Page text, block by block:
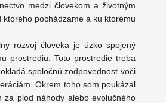
medzi človekom a životným
pochádzame a ku ktorému
rozvoj človeka je úzko spojený
prostrediu. Toto prostredie treba
spoločnú zodpovednosť voči
Okrem toho som poukázal
plod náhody alebo evolučného